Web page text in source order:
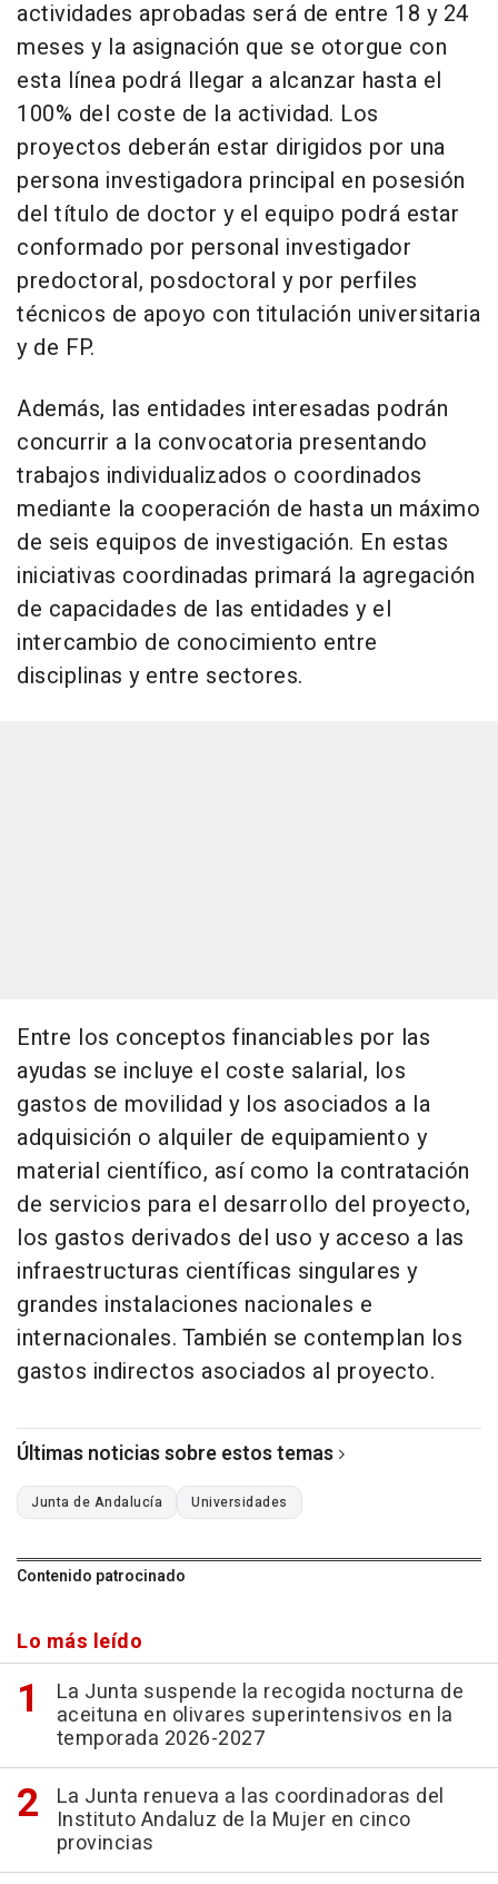
actividades aprobadas será de entre 18 y 24
meses y la asignación que se otorgue con
esta línea podrá llegar a alcanzar hasta el
100% del coste de la actividad. Los
proyectos deberán estar dirigidos por una
persona investigadora principal en posesión
del título de doctor y el equipo podrá estar
conformado por personal investigador
predoctoral, posdoctoral y por perfiles
técnicos de apoyo con titulación universitaria
y de FP.
Además, las entidades interesadas podrán
concurrir a la convocatoria presentando
trabajos individualizados o coordinados
mediante la cooperación de hasta un máximo
de seis equipos de investigación. En estas
iniciativas coordinadas primará la agregación
de capacidades de las entidades y el
intercambio de conocimiento entre
disciplinas y entre sectores.
Entre los conceptos financiables por las
ayudas se incluye el coste salarial, los
gastos de movilidad y los asociados a la
adquisición o alquiler de equipamiento y
material científico, así como la contratación
de servicios para el desarrollo del proyecto,
los gastos derivados del uso y acceso a las
infraestructuras científicas singulares y
grandes instalaciones nacionales e
internacionales. También se contemplan los
gastos indirectos asociados al proyecto.
Últimas noticias sobre estos temas
Junta de Andalucía Universidades
Contenido patrocinado
Lo más leído
La Junta suspende la recogida nocturna de
aceituna en olivares superintensivos en la
temporada 2026-2027
La Junta renueva a las coordinadoras del
Instituto Andaluz de la Mujer en cinco
provincias